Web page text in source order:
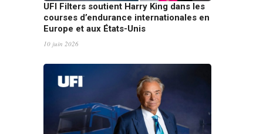
UFI Filters soutient Harry King dans les
courses d’endurance internationales en
Europe et aux États-Unis
10 juin 2026